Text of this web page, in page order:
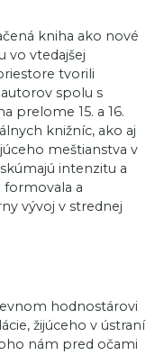
kniha ako nové
vo vtedajšej
tvorili
spolu s
prelome 15. a 16.
knižníc, ako aj
meštianstva v
intenzitu a
a
vývoj v strednej
hodnostárovi
žijúceho v ústraní
nám pred očami